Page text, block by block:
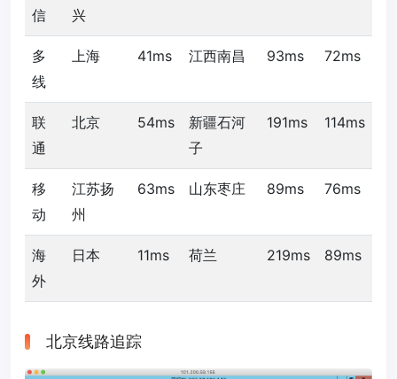
信
兴
多
线
上海 41ms 江西南昌 93ms 72ms
联
通
北京 54ms
新疆石河
子
191ms 114ms
移
动
江苏扬
州
63ms 山东枣庄 89ms 76ms
海
外
日本 11ms 荷兰 219ms 89ms
北京线路追踪